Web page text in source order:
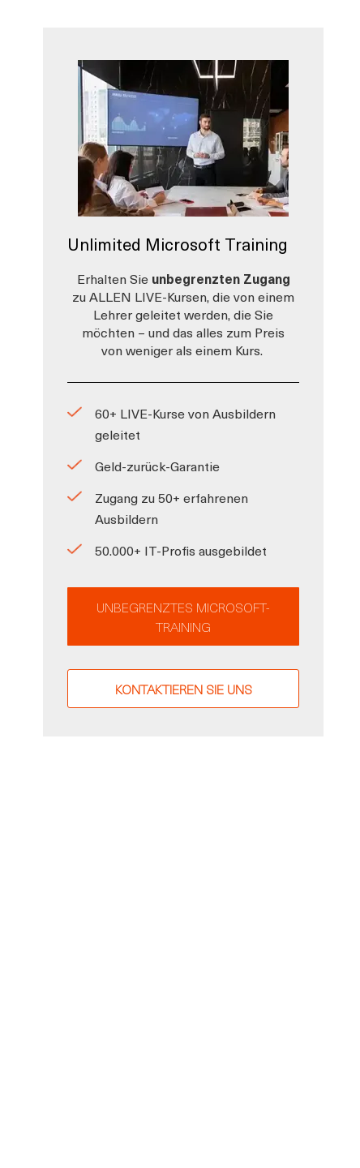
Unlimited Microsoft Training
Erhalten Sieunbegrenzten Zugang
zu ALLEN LIVE-Kursen, die von einem
Lehrer geleitet werden, die Sie
möchten – und das alles zum Preis
von weniger als einem Kurs.
60+ LIVE-Kurse von Ausbildern
geleitet
Geld-zurück-Garantie
Zugang zu 50+ erfahrenen
Ausbildern
50.000+ IT-Profis ausgebildet
UNBEGRENZTES MICROSOFT-
TRAINING
KONTAKTIEREN SIE UNS